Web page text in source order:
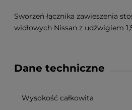
Sworzeń łącznika zawieszenia
widłowych Nissan z udźwigiem
Dane techniczne
Wysokość całkowita